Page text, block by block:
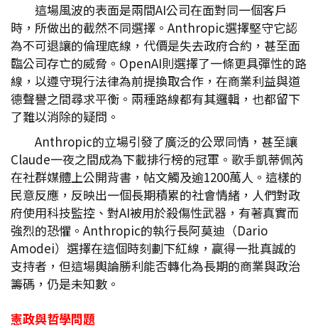
這場風波的表面是兩間AI公司在面對同一個客戶
時，所做出的截然不同選擇。Anthropic選擇堅守它認
為不可退讓的倫理底線，代價是失去政府合約，甚至面
臨公司存亡的威脅。OpenAI則選擇了一條更具彈性的路
線，以遵守現行法律為前提換取合作，在商業利益與道
德聲譽之間尋求平衡。兩種路線都有其邏輯，也都留下
了難以消除的疑問。
Anthropic的立場引發了廣泛的公眾同情，甚至讓
Claude一夜之間成為下載排行榜的冠軍。歌手凱蒂佩芮
在社群媒體上公開背書，帖文觸及逾1200萬人。這樣的
民意反應，反映出一個長期積累的社會情緒，人們對政
府使用科技監控、對AI被用於殺傷性武器，有著真實而
強烈的恐懼。Anthropic的執行長阿莫迪（Dario
Amodei）選擇在這個時刻劃下紅線，贏得一批真誠的
支持者，但這場輿論勝利能否轉化為長期的商業與政治
籌碼，仍是未知數。
憲政與哲學問題